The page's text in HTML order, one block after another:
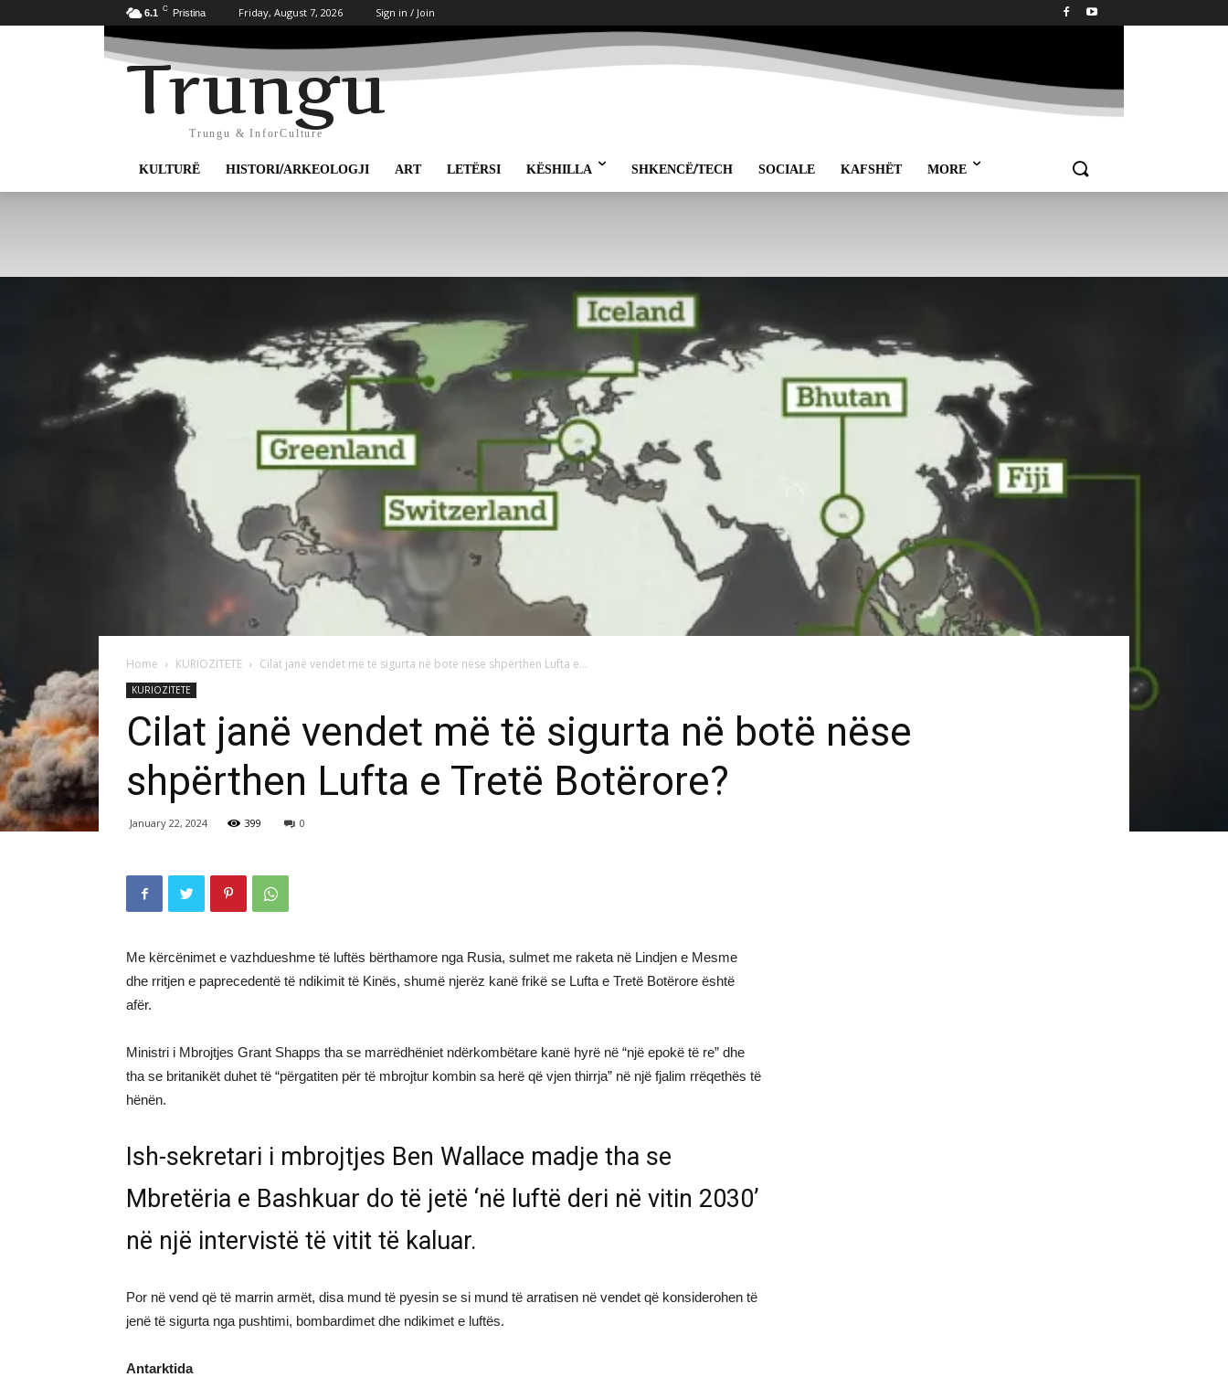
6.1 C Pristina Friday, August 7, 2026 Sign in / Join
Trungu
Trungu & InforCulture
KULTURË HISTORI/ARKEOLOGJI ART LETËRSI KËSHILLA SHKENCË/TECH SOCIALE KAFSHËT MORE
Home KURIOZITETE Cilat janë vendet më të sigurta në botë nëse shpërthen Lufta e...
KURIOZITETE
Cilat janë vendet më të sigurta në botë nëse
shpërthen Lufta e Tretë Botërore?
January 22, 2024 399 0
Me kërcënimet e vazhdueshme të luftës bërthamore nga Rusia, sulmet me raketa në Lindjen e Mesme
dhe rritjen e paprecedentë të ndikimit të Kinës, shumë njerëz kanë frikë se Lufta e Tretë Botërore është
afër.
Ministri i Mbrojtjes Grant Shapps tha se marrëdhëniet ndërkombëtare kanë hyrë në “një epokë të re” dhe
tha se britanikët duhet të “përgatiten për të mbrojtur kombin sa herë që vjen thirrja” në një fjalim rrëqethës të
hënën.
Ish-sekretari i mbrojtjes Ben Wallace madje tha se
Mbretëria e Bashkuar do të jetë ‘në luftë deri në vitin 2030’
në një intervistë të vitit të kaluar.
Por në vend që të marrin armët, disa mund të pyesin se si mund të arratisen në vendet që konsiderohen të
jenë të sigurta nga pushtimi, bombardimet dhe ndikimet e luftës.
Antarktida